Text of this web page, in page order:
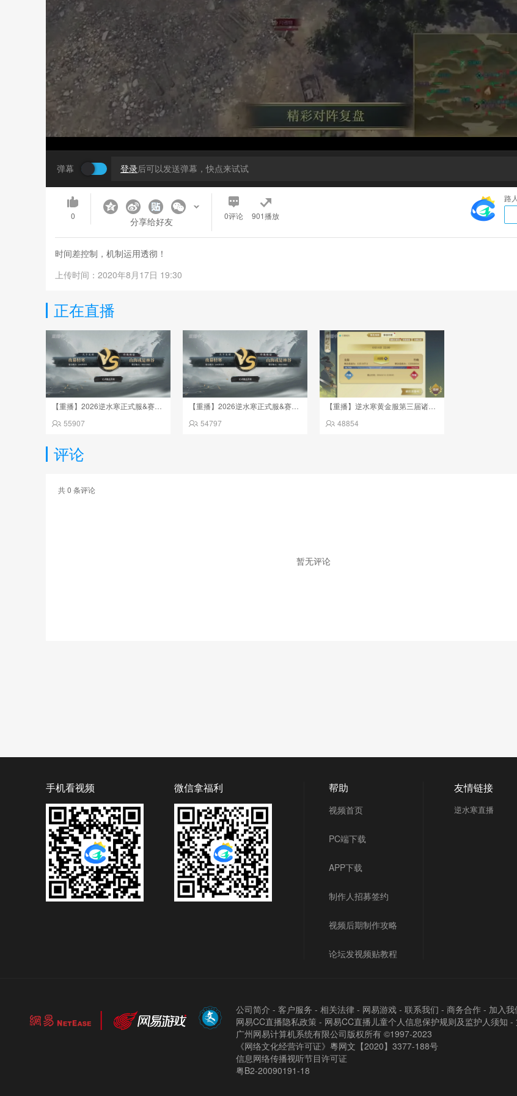
弹幕 登录后可以发送弹幕，快点来试试
0 分享给好友 0评论 901播放
路
时间差控制，机制运用透彻！
上传时间：2020年8月17日 19:30
正在直播
55907
54797
48854
评论
共0 条评论
暂无评论
手机看视频 微信拿福利 帮助
视频首页
PC端下载
APP下载
制作人招募签约
视频后期制作攻略
论坛发视频贴教程
友情链接
逆水寒直播
公司简介 - 客户服务 - 相关法律 - 网易游戏 - 联系我们 - 商务合作 - 加入我
网易CC直播隐私政策 - 网易CC直播儿童个人信息保护规则及监护人须知 -
广州网易计算机系统有限公司版权所有 ©1997-2023
《网络文化经营许可证》粵网文【2020】3377-188号
信息网络传播视听节目许可证
粤B2-20090191-18